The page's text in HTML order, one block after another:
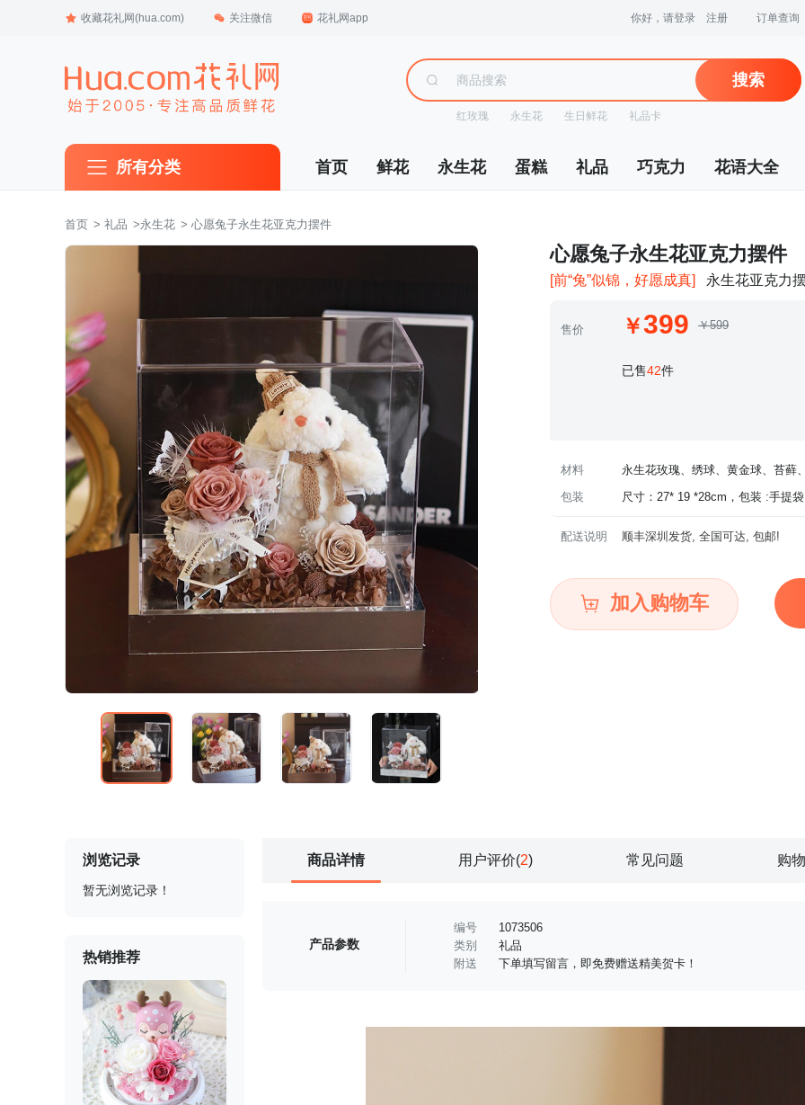
收藏花礼网(hua.com) 关注微信 花礼网app 你好，请登录 注册 订单查询
搜索
红玫瑰 永生花 生日鲜花 礼品卡
所有分类 首页 鲜花 永生花 蛋糕 礼品 巧克力 花语大全
首页 > 礼品 >永生花 > 心愿兔子永生花亚克力摆件
心愿兔子永生花亚克力摆件
[前“兔”似锦，好愿成真] 永生花亚克力
售价 399 ￥599
已售42件
材料
永生花玫瑰、绣球、黄金球、苔藓
包装
尺寸：27* 19 *28cm，包装 :手提袋
配送说明 顺丰深圳发货, 全国可达, 包邮!
加入购物车
浏览记录
暂无浏览记录！
热销推荐
商品详情 用户评价(2) 常见问题 购
产品参数
编号
1073506
类别
礼品
附送
下单填写留言，即免费赠送精美贺卡！